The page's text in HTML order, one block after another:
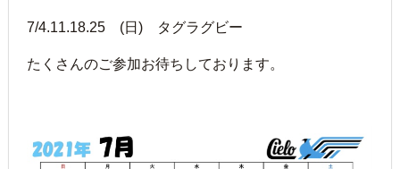
7/4.11.18.25 (日) タグラグビー
たくさんのご参加お待ちしております。